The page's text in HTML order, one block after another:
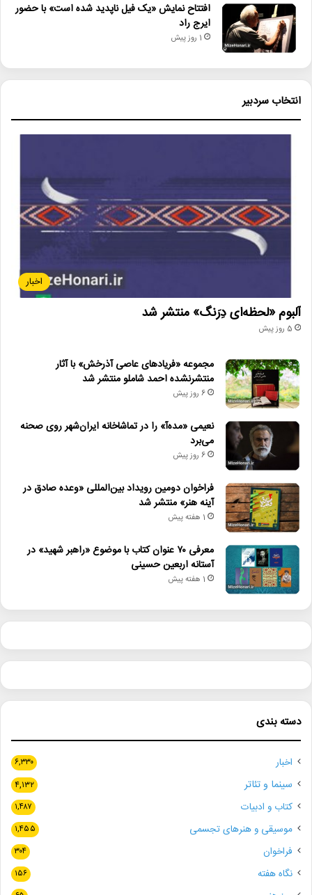
افتتاح نمایش «یک فیل ناپدید شده است» با حضور
ایرج راد
1 روز پیش
انتخاب سردبیر
اخبار
آلبوم «لحظه‌ای دِرَنگ» منتشر شد
5 روز پیش
مجموعه «فریادهای عاصی آذرخش» با آثار
منتشرنشده احمد شاملو منتشر شد
6 روز پیش
نعیمی «مده‌آ» را در تماشاخانه ایران‌شهر روی صحنه
می‌برد
6 روز پیش
فراخوان دومین رویداد بین‌المللی «وعده صادق در
آینه هنر» منتشر شد
1 هفته پیش
معرفی ۷۰ عنوان کتاب با موضوع «راهبر شهید» در
آستانه اربعین حسینی
1 هفته پیش
دسته بندی
اخبار ۶,۳۳۰
سینما و تئاتر ۴,۱۳۲
کتاب و ادبیات ۱,۴۸۷
موسیقی و هنرهای تجسمی ۱,۴۵۵
فراخوان ۳۰۴
نگاه هفته ۱۵۶